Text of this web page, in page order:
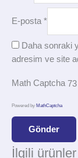
E-posta *
Daha sonraki
adresim ve site
Math Captcha
Powered by MathCaptcha
İlgili ürünler